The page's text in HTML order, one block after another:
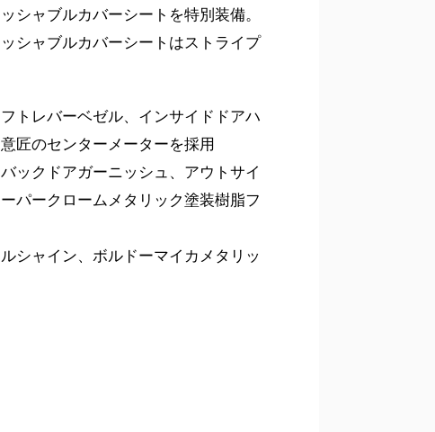
シャブルカバーシートを特別装備。
シャブルカバーシートはストライプ
トレバーベゼル、インサイドドアハ
匠のセンターメーターを採用
ックドアガーニッシュ、アウトサイ
パークロームメタリック塗装樹脂フ
シャイン、ボルドーマイカメタリッ